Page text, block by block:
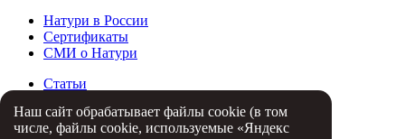
Натури в России
Сертификаты
СМИ о Натури
Статьи
Отзывы
Наш сайт обрабатывает файлы cookie (в том
числе, файлы cookie, используемые «Яндекс